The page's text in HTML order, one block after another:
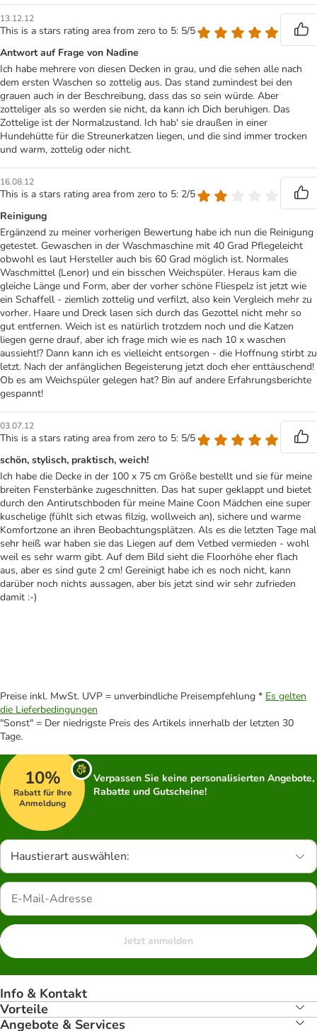
13.12.12
This is a stars rating area from zero to 5: 5/5
Antwort auf Frage von Nadine
Ich habe mehrere von diesen Decken in grau, und die sehen alle nach
dem ersten Waschen so zottelig aus. Das stand zumindest bei den
grauen auch in der Beschreibung, dass das so sein würde. Aber
zotteliger als so werden sie nicht, da kann ich Dich beruhigen. Das
Zottelige ist der Normalzustand. Ich hab' sie draußen in einer
Hundehütte für die Streunerkatzen liegen, und die sind immer trocken
und warm, zottelig oder nicht.
16.08.12
This is a stars rating area from zero to 5: 2/5
Reinigung
Ergänzend zu meiner vorherigen Bewertung habe ich nun die Reinigung
getestet. Gewaschen in der Waschmaschine mit 40 Grad Pflegeleicht
obwohl es laut Hersteller auch bis 60 Grad möglich ist. Normales
Waschmittel (Lenor) und ein bisschen Weichspüler. Heraus kam die
gleiche Länge und Form, aber der vorher schöne Fliespelz ist jetzt wie
ein Schaffell - ziemlich zottelig und verfilzt, also kein Vergleich mehr zu
vorher. Haare und Dreck lasen sich durch das Gezottel nicht mehr so
gut entfernen. Weich ist es natürlich trotzdem noch und die Katzen
liegen gerne drauf, aber ich frage mich wie es nach 10 x waschen
aussieht!? Dann kann ich es vielleicht entsorgen - die Hoffnung stirbt zu
letzt. Nach der anfänglichen Begeisterung jetzt doch eher enttäuschend!
Ob es am Weichspüler gelegen hat? Bin auf andere Erfahrungsberichte
gespannt!
03.07.12
This is a stars rating area from zero to 5: 5/5
schön, stylisch, praktisch, weich!
Ich habe die Decke in der 100 x 75 cm Größe bestellt und sie für meine
breiten Fensterbänke zugeschnitten. Das hat super geklappt und bietet
durch den Antirutschboden für meine Maine Coon Mädchen eine super
kuschelige (fühlt sich etwas filzig, wollweich an), sichere und warme
Komfortzone an ihren Beobachtungsplätzen. Als es die letzten Tage mal
sehr heiß war haben sie das Liegen auf dem Vetbed vermieden - wohl
weil es sehr warm gibt. Auf dem Bild sieht die Floorhöhe eher flach
aus, aber es sind gute 2 cm! Gereinigt habe ich es noch nicht, kann
darüber noch nichts aussagen, aber bis jetzt sind wir sehr zufrieden
damit :-)
Preise inkl. MwSt. UVP = unverbindliche Preisempfehlung * Es gelten
die Lieferbedingungen
"Sonst" = Der niedrigste Preis des Artikels innerhalb der letzten 30
Tage.
10%
Rabatt für Ihre
Anmeldung
Verpassen Sie keine personalisierten Angebote,
Rabatte und Gutscheine!
Haustierart auswählen:
Jetzt anmelden
Info & Kontakt
Vorteile
Angebote & Services